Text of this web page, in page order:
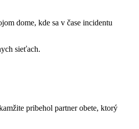
dome, kde sa v čase incidentu
sieťach.
pribehol partner obete, ktorý